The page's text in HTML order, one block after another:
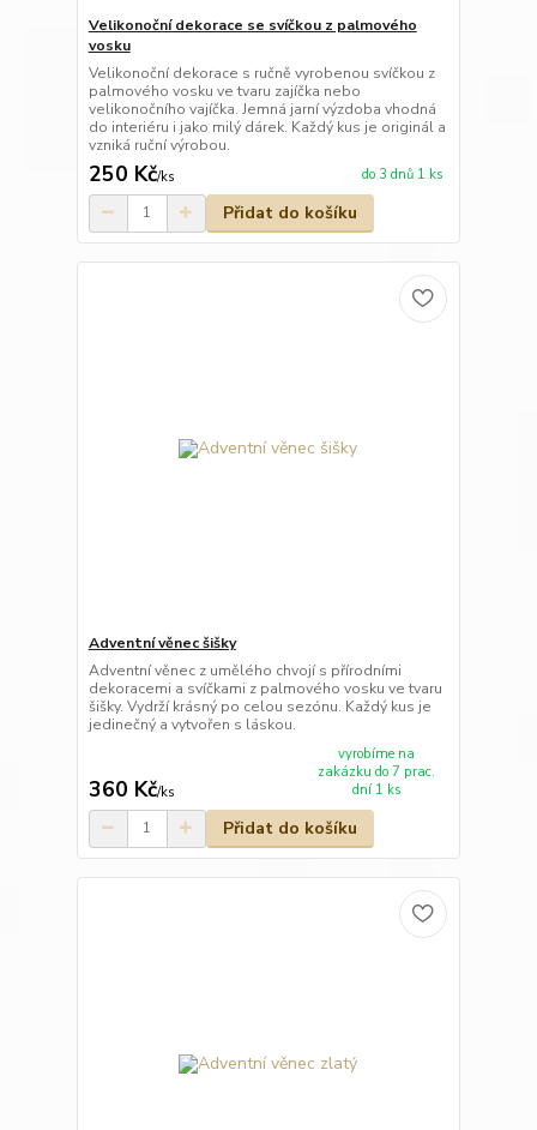
Velikonoční dekorace se svíčkou z palmového
vosku
Velikonoční dekorace s ručně vyrobenou svíčkou z
palmového vosku ve tvaru zajíčka nebo
velikonočního vajíčka. Jemná jarní výzdoba vhodná
do interiéru i jako milý dárek. Každý kus je originál a
vzniká ruční výrobou.
250 Kč/ks do 3 dnů 1 ks
Přidat do košíku
Adventní věnec šišky
Adventní věnec z umělého chvojí s přírodními
dekoracemi a svíčkami z palmového vosku ve tvaru
šišky. Vydrží krásný po celou sezónu. Každý kus je
jedinečný a vytvořen s láskou.
360 Kč/ks
vyrobíme na
zakázku do 7 prac.
dní 1 ks
Přidat do košíku